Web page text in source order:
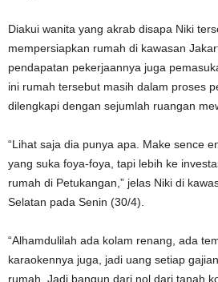
Diakui wanita yang akrab disapa Niki
mempersiapkan rumah di kawasan
pendapatan pekerjaannya juga
ini rumah tersebut masih dalam proses
dilengkapi dengan sejumlah ruangan
“Lihat saja dia punya apa. Make sence
yang suka foya-foya, tapi lebih ke
rumah di Petukangan,” jelas Niki di
Selatan pada Senin (30/4).
“Alhamdulilah ada kolam renang, ada
karaokennya juga, jadi uang setiap
rumah. Jadi bangun dari nol dari tanah